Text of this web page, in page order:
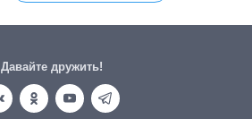
Давайте дружить!